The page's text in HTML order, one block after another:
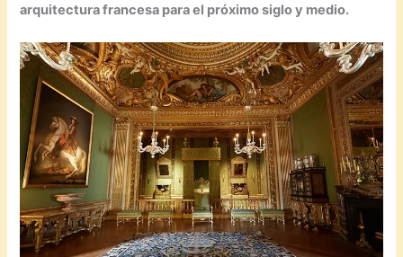
arquitectura francesa para el próximo siglo y medio.